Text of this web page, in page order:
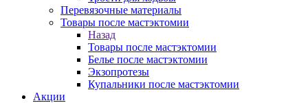
Перевязочные материалы
Товары после мастэктомии
Назад
Товары после мастэктомии
Белье после мастэктомии
Экзопротезы
Купальники после мастэктомии
Акции